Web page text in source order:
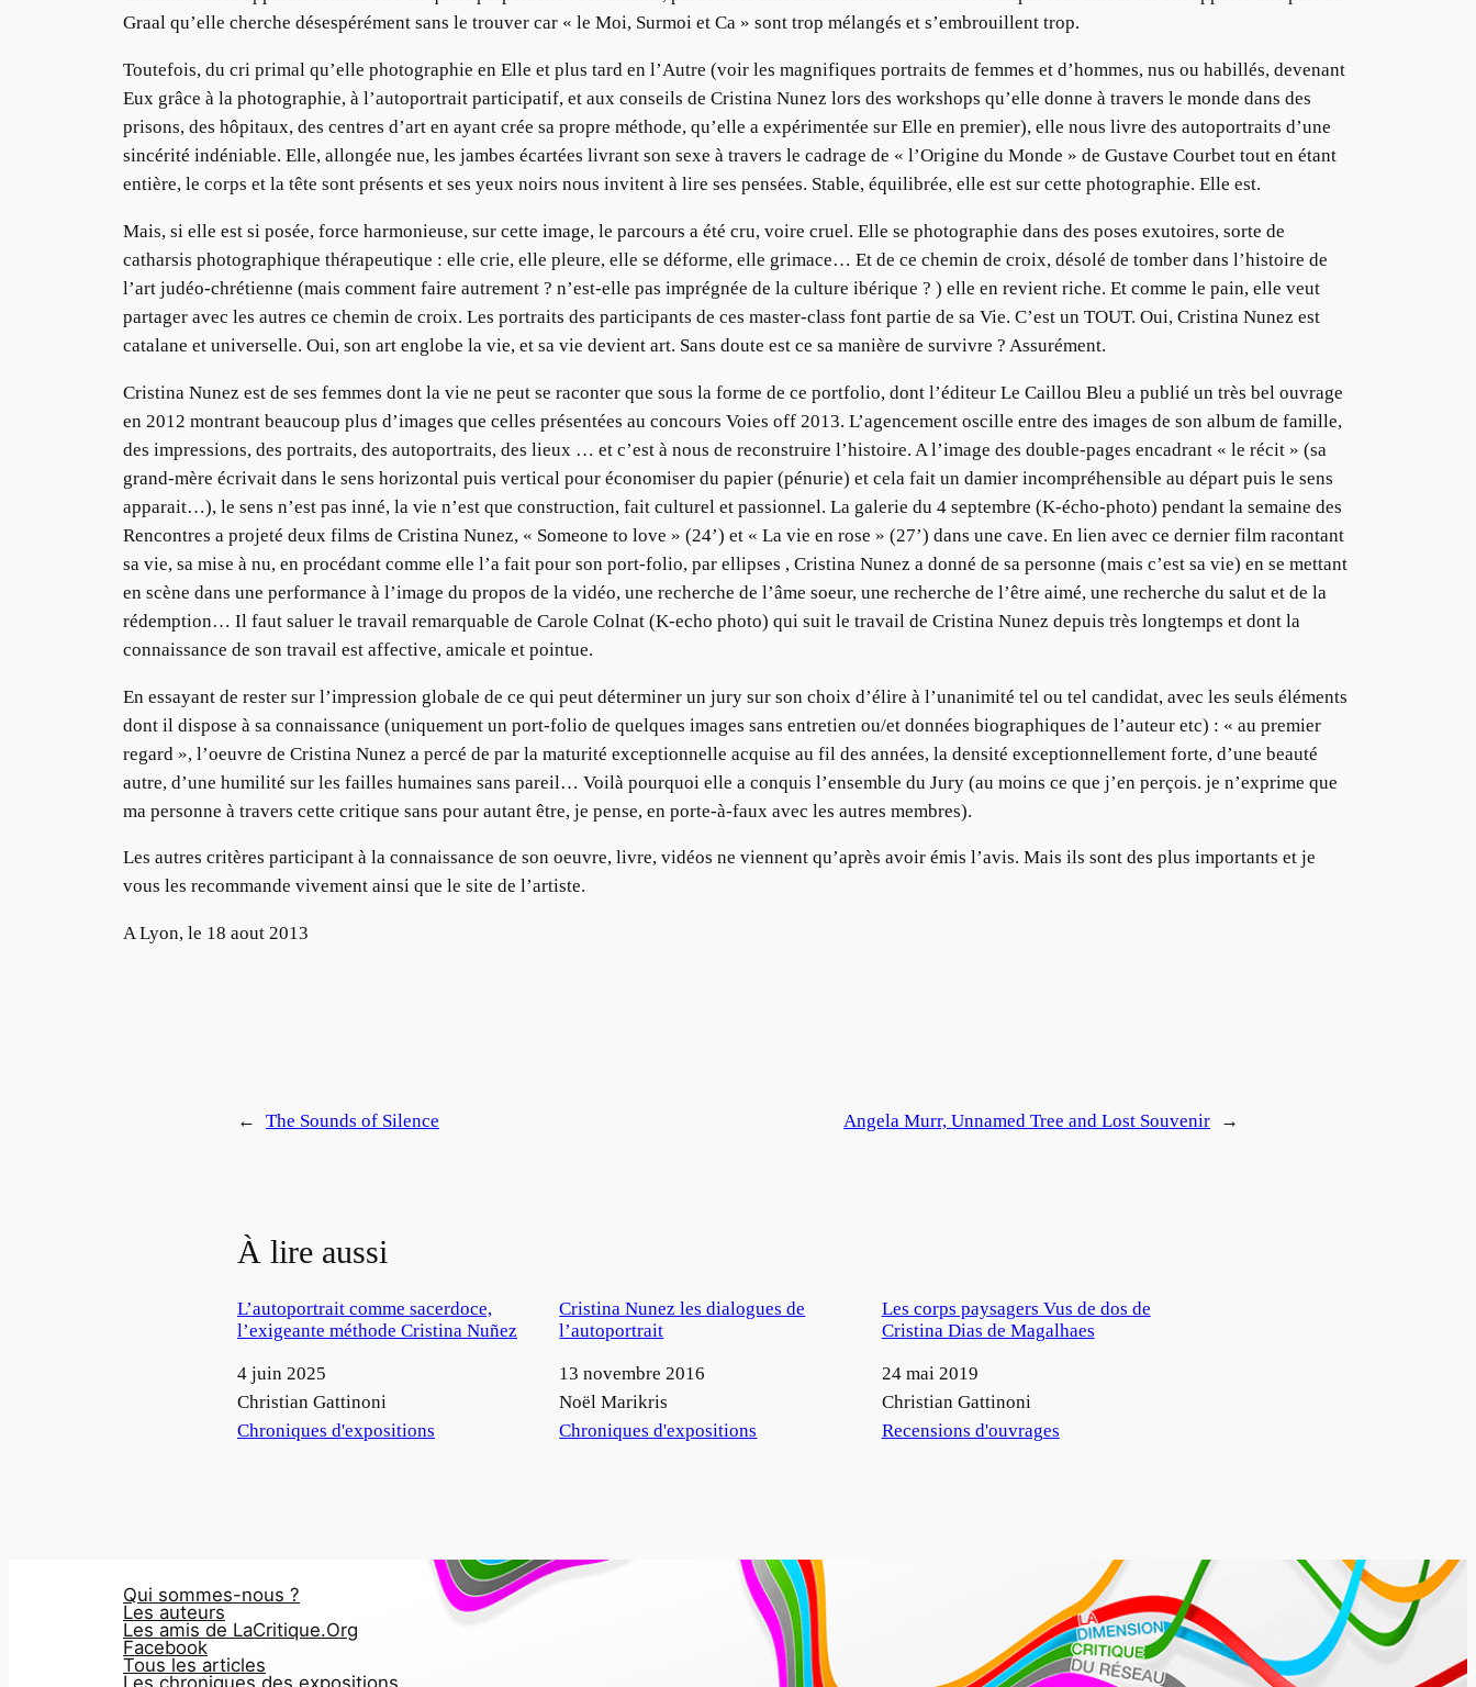
Graal qu’elle cherche désespérément sans le trouver car « le Moi, Surmoi et Ca » sont trop mélangés et s’embrouillent trop.
Toutefois, du cri primal qu’elle photographie en Elle et plus tard en l’Autre (voir les magnifiques portraits de femmes et d’hommes, nus ou habillés, devenant
Eux grâce à la photographie, à l’autoportrait participatif, et aux conseils de Cristina Nunez lors des workshops qu’elle donne à travers le monde dans des
prisons, des hôpitaux, des centres d’art en ayant crée sa propre méthode, qu’elle a expérimentée sur Elle en premier), elle nous livre des autoportraits d’une
sincérité indéniable. Elle, allongée nue, les jambes écartées livrant son sexe à travers le cadrage de « l’Origine du Monde » de Gustave Courbet tout en étant
entière, le corps et la tête sont présents et ses yeux noirs nous invitent à lire ses pensées. Stable, équilibrée, elle est sur cette photographie. Elle est.
Mais, si elle est si posée, force harmonieuse, sur cette image, le parcours a été cru, voire cruel. Elle se photographie dans des poses exutoires, sorte de
catharsis photographique thérapeutique : elle crie, elle pleure, elle se déforme, elle grimace… Et de ce chemin de croix, désolé de tomber dans l’histoire de
l’art judéo-chrétienne (mais comment faire autrement ? n’est-elle pas imprégnée de la culture ibérique ? ) elle en revient riche. Et comme le pain, elle veut
partager avec les autres ce chemin de croix. Les portraits des participants de ces master-class font partie de sa Vie. C’est un TOUT. Oui, Cristina Nunez est
catalane et universelle. Oui, son art englobe la vie, et sa vie devient art. Sans doute est ce sa manière de survivre ? Assurément.
Cristina Nunez est de ses femmes dont la vie ne peut se raconter que sous la forme de ce portfolio, dont l’éditeur Le Caillou Bleu a publié un très bel ouvrage
en 2012 montrant beaucoup plus d’images que celles présentées au concours Voies off 2013. L’agencement oscille entre des images de son album de famille,
des impressions, des portraits, des autoportraits, des lieux … et c’est à nous de reconstruire l’histoire. A l’image des double-pages encadrant « le récit » (sa
grand-mère écrivait dans le sens horizontal puis vertical pour économiser du papier (pénurie) et cela fait un damier incompréhensible au départ puis le sens
apparait…), le sens n’est pas inné, la vie n’est que construction, fait culturel et passionnel. La galerie du 4 septembre (K-écho-photo) pendant la semaine des
Rencontres a projeté deux films de Cristina Nunez, « Someone to love » (24’) et « La vie en rose » (27’) dans une cave. En lien avec ce dernier film racontant
sa vie, sa mise à nu, en procédant comme elle l’a fait pour son port-folio, par ellipses , Cristina Nunez a donné de sa personne (mais c’est sa vie) en se mettant
en scène dans une performance à l’image du propos de la vidéo, une recherche de l’âme soeur, une recherche de l’être aimé, une recherche du salut et de la
rédemption… Il faut saluer le travail remarquable de Carole Colnat (K-echo photo) qui suit le travail de Cristina Nunez depuis très longtemps et dont la
connaissance de son travail est affective, amicale et pointue.
En essayant de rester sur l’impression globale de ce qui peut déterminer un jury sur son choix d’élire à l’unanimité tel ou tel candidat, avec les seuls éléments
dont il dispose à sa connaissance (uniquement un port-folio de quelques images sans entretien ou/et données biographiques de l’auteur etc) : « au premier
regard », l’oeuvre de Cristina Nunez a percé de par la maturité exceptionnelle acquise au fil des années, la densité exceptionnellement forte, d’une beauté
autre, d’une humilité sur les failles humaines sans pareil… Voilà pourquoi elle a conquis l’ensemble du Jury (au moins ce que j’en perçois. je n’exprime que
ma personne à travers cette critique sans pour autant être, je pense, en porte-à-faux avec les autres membres).
Les autres critères participant à la connaissance de son oeuvre, livre, vidéos ne viennent qu’après avoir émis l’avis. Mais ils sont des plus importants et je
vous les recommande vivement ainsi que le site de l’artiste.
A Lyon, le 18 aout 2013
← The Sounds of Silence Angela Murr, Unnamed Tree and Lost Souvenir →
À lire aussi
L’autoportrait comme sacerdoce,
l’exigeante méthode Cristina Nuñez
Date
4 juin 2025
Auteur
Christian Gattinoni
Par rapport à
Chroniques d'expositions
Cristina Nunez les dialogues de
l’autoportrait
Date
13 novembre 2016
Auteur
Noël Marikris
Par rapport à
Chroniques d'expositions
Les corps paysagers Vus de dos de
Cristina Dias de Magalhaes
Date
24 mai 2019
Auteur
Christian Gattinoni
Par rapport à
Recensions d'ouvrages
Qui sommes-nous ?
Les auteurs
Les amis de LaCritique.Org
Facebook
Tous les articles